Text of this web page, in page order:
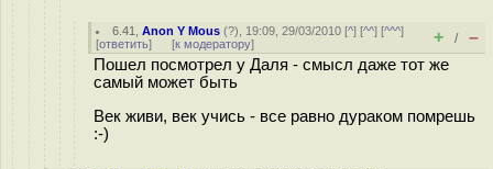
6.41 ,Anon Y Mous (?), 19:09, 29/03/2010 [^] [^^] [^^^]
[ответить] [к модератору] + / –
Пошел посмотрел у Даля - смысл даже тот же
самый может быть
Век живи, век учись - все равно дураком помрешь
:-)